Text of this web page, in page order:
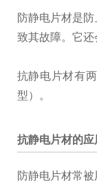
防静电片材是
致其故障。它
抗静电片材有
型）。
抗静电片材的应
防静电片材常